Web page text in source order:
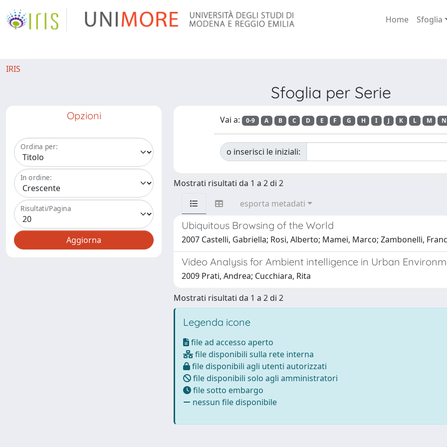
Home Sfoglia
IRIS
Sfoglia per Serie
Opzioni
Ordina per:
In ordine:
Risultati/Pagina
Vai a: 0-9 A B C D E F G H I J K L M N
o inserisci le iniziali:
Mostrati risultati da 1 a 2 di 2
esporta metadati
Ubiquitous Browsing of the World
2007 Castelli, Gabriella; Rosi, Alberto; Mamei, Marco; Zambonelli,
Video Analysis for Ambient intelligence in Urban
2009 Prati, Andrea; Cucchiara, Rita
Mostrati risultati da 1 a 2 di 2
Legenda icone
file ad accesso aperto
file disponibili sulla rete interna
file disponibili agli utenti autorizzati
file disponibili solo agli amministratori
file sotto embargo
nessun file disponibile